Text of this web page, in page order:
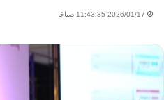
2026/01/17 11:43:35 صباحًا